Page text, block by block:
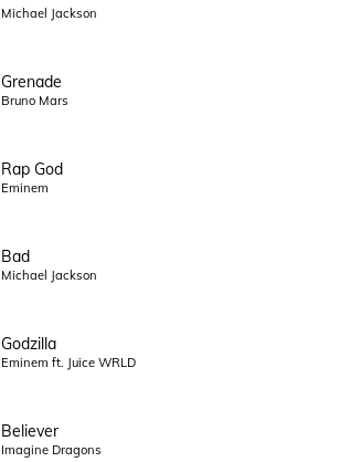
Michael Jackson
Grenade
Bruno Mars
Rap God
Eminem
Bad
Michael Jackson
Godzilla
Eminem ft. Juice WRLD
Believer
Imagine Dragons